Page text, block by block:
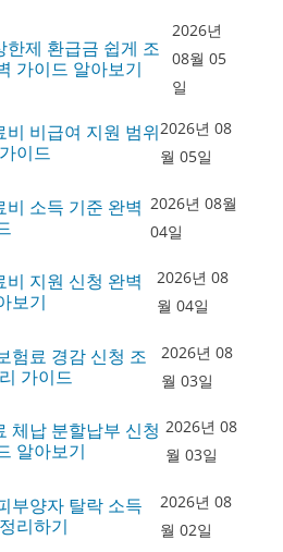
한제 환급금 쉽게 조
가이드 알아보기
2026년
08월 05
일
비 비급여 지원 범위
이드
2026년 08
월 05일
비 소득 기준 완벽 2026년 08월
04일
비 지원 신청 완벽
보기
2026년 08
월 04일
험료 경감 신청 조
가이드
2026년 08
월 03일
체납 분할납부 신청
알아보기
2026년 08
월 03일
부양자 탈락 소득
리하기
2026년 08
월 02일